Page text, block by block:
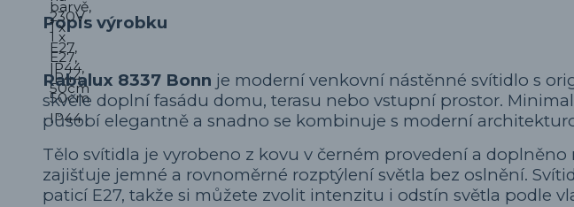
Popis výrobku
Rabalux 8337 Bonn je moderní venkovní nástěnné svítidlo s
skvěle doplní fasádu domu, terasu nebo vstupní prostor.
působí elegantně a snadno se kombinuje s moderní
Tělo svítidla je vyrobeno z kovu v černém provedení a
zajišťuje jemné a rovnoměrné rozptýlení světla bez oslnění.
paticí E27, takže si můžete zvolit intenzitu i odstín světla podle